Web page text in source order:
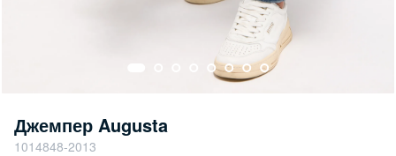
Джемпер Augusta
1014848-2013